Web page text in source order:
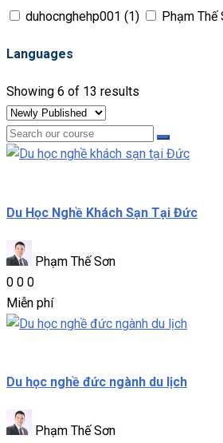
duhocnghehp001 (1) Phạm Thế
Languages
Showing 6 of 13 results
Du Học Nghề Khách Sạn Tại Đức
Phạm Thế Sơn
0 0 0
Miễn phí
Du học nghề đức ngành du lịch
Phạm Thế Sơn